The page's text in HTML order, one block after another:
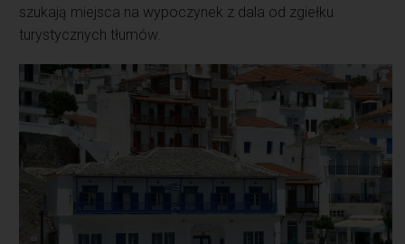
szukają miejsca na wypoczynek z dala od zgiełku
turystycznych tłumów.